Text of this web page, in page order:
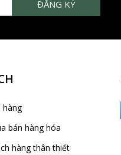
hàng
bán hàng hóa
hàng thân thiết